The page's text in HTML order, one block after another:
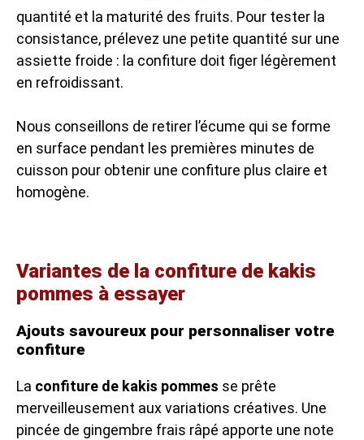
quantité et la maturité des fruits. Pour tester la
consistance, prélevez une petite quantité sur une
assiette froide : la confiture doit figer légèrement
en refroidissant.
Nous conseillons de retirer l’écume qui se forme
en surface pendant les premières minutes de
cuisson pour obtenir une confiture plus claire et
homogène.
Variantes de la confiture de kakis
pommes à essayer
Ajouts savoureux pour personnaliser votre
confiture
La confiture de kakis pommes se prête
merveilleusement aux variations créatives. Une
pincée de gingembre frais râpé apporte une note